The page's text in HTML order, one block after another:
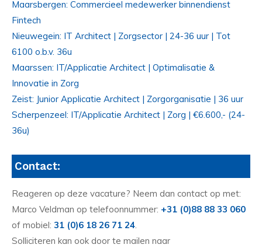
Maarsbergen: Commercieel medewerker binnendienst
Fintech
Nieuwegein: IT Architect | Zorgsector | 24-36 uur | Tot
6100 o.b.v. 36u
Maarssen: IT/Applicatie Architect | Optimalisatie &
Innovatie in Zorg
Zeist: Junior Applicatie Architect | Zorgorganisatie | 36 uur
Scherpenzeel: IT/Applicatie Architect | Zorg | €6.600,- (24-
36u)
Contact:
Reageren op deze vacature? Neem dan contact op met:
Marco Veldman op telefoonnummer: +31 (0)88 88 33 060
of mobiel: 31 (0)6 18 26 71 24.
Solliciteren kan ook door te mailen naar